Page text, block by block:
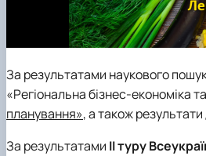
За результатами наукового
«Регіональна бізнес-
планування», а також
За результатами ІІ туру